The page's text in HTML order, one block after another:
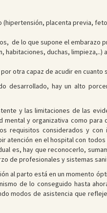
placenta previa,
de lo que supone el embarazo
duchas, limpieza,..)
otra capaz de acudir en cuanto
desarrollado, hay un alto
y las limitaciones de las
y organizativa como para
requisitos considerados y
atención en el hospital con
es, hay que reconocerlo,
de profesionales y sistemas
al parto está en un momento
de lo conseguido hasta
modos de asistencia que